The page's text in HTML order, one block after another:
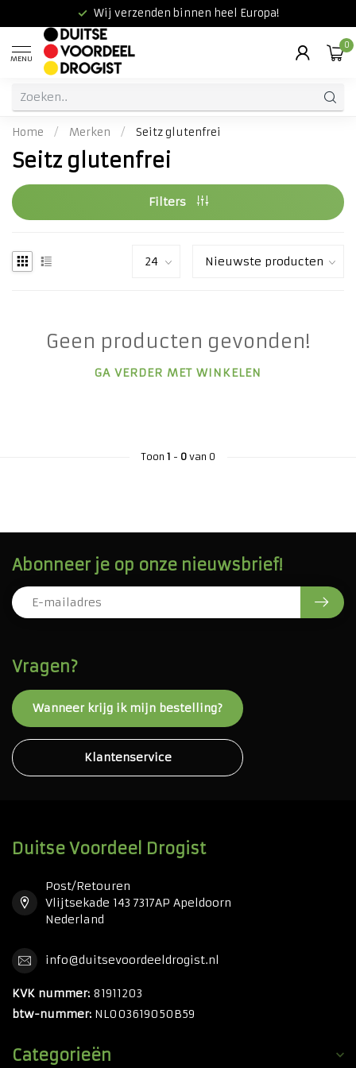
Wij verzenden binnen heel Europa!
MENU
0
Home / Merken / Seitz glutenfrei
Seitz glutenfrei
Filters
Geen producten gevonden!
GA VERDER MET WINKELEN
Toon 1 - 0van 0
Vragen?
Wanneer krijg ik mijn bestelling?
Klantenservice
Abonneer je op onze nieuwsbrief!
Duitse Voordeel Drogist
Post/Retouren
Vlijtsekade 143 7317AP Apeldoorn
Nederland
info@duitsevoordeeldrogist.nl
KVK nummer: 81911203
btw-nummer: NL003619050B59
Categorieën